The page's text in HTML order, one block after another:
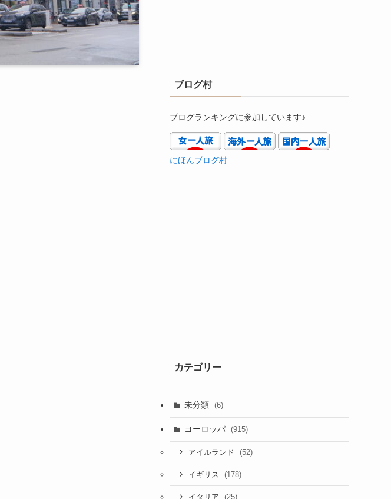
ブログ村
ブログランキングに参加しています♪
にほんブログ村
カテゴリー
未分類 (6)
ヨーロッパ (915)
アイルランド (52)
イギリス (178)
イタリア (25)